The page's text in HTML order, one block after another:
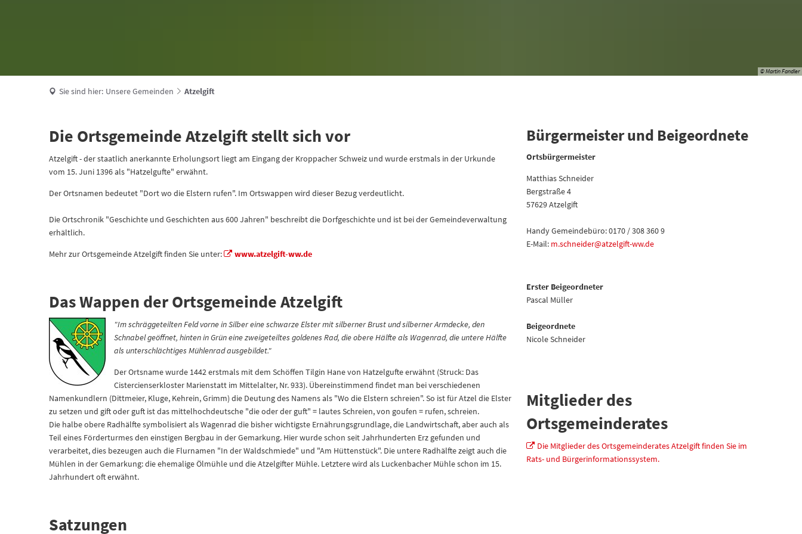
© Martin Fandler
Sie sind hier: Unsere Gemeinden Atzelgift
Die Ortsgemeinde Atzelgift stellt sich vor
Atzelgift - der staatlich anerkannte Erholungsort liegt am Eingang der Kroppacher Schweiz und wurde erstmals in der Urkunde
vom 15. Juni 1396 als "Hatzelgufte" erwähnt.
Der Ortsnamen bedeutet "Dort wo die Elstern rufen". Im Ortswappen wird dieser Bezug verdeutlicht.
Die Ortschronik "Geschichte und Geschichten aus 600 Jahren" beschreibt die Dorfgeschichte und ist bei der Gemeindeverwaltung
erhältlich.
Mehr zur Ortsgemeinde Atzelgift finden Sie unter:
www.atzelgift-ww.de
Das Wappen der Ortsgemeinde Atzelgift
"Im schräggeteilten Feld vorne in Silber eine schwarze Elster mit silberner Brust und silberner Armdecke, den
Schnabel geöffnet, hinten in Grün eine zweigeteiltes goldenes Rad, die obere Hälfte als Wagenrad, die untere Hälfte
als unterschlächtiges Mühlenrad ausgebildet."
Der Ortsname wurde 1442 erstmals mit dem Schöffen Tilgin Hane von Hatzelgufte erwähnt (Struck: Das
Cistercienserkloster Marienstatt im Mittelalter, Nr. 933). Übereinstimmend findet man bei verschiedenen
Namenkundlern (Dittmeier, Kluge, Kehrein, Grimm) die Deutung des Namens als "Wo die Elstern schreien". So ist für Atzel die Elster
zu setzen und gift oder guft ist das mittelhochdeutsche "die oder der guft" = lautes Schreien, von goufen = rufen, schreien.
Die halbe obere Radhälfte symbolisiert als Wagenrad die bisher wichtigste Ernährungsgrundlage, die Landwirtschaft, aber auch als
Teil eines Förderturmes den einstigen Bergbau in der Gemarkung. Hier wurde schon seit Jahrhunderten Erz gefunden und
verarbeitet, dies bezeugen auch die Flurnamen "In der Waldschmiede" und "Am Hüttenstück". Die untere Radhälfte zeigt auch die
Mühlen in der Gemarkung: die ehemalige Ölmühle und die Atzelgifter Mühle. Letztere wird als Luckenbacher Mühle schon im 15.
Jahrhundert oft erwähnt.
Satzungen
Bürgermeister und Beigeordnete
Ortsbürgermeister
Matthias Schneider
Bergstraße 4
57629 Atzelgift
Handy Gemeindebüro: 0170 / 308 360 9
E-Mail: m.schneider@atzelgift-ww.de
Erster Beigeordneter
Pascal Müller
Beigeordnete
Nicole Schneider
Mitglieder des
Ortsgemeinderates
Die Mitglieder des Ortsgemeinderates Atzelgift finden Sie im
Rats- und Bürgerinformationssystem.